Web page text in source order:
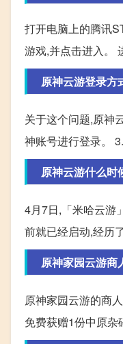
打开电脑上的腾讯
游戏,并点击进入。
原神云游登录方
关于这个问题,原神
神账号进行登录。 3.
原神云游什么时
4月7日,「米哈云游
前就已经启动,经历
原神家园云游商
原神家园云游的商
免费获赠1份中原杂